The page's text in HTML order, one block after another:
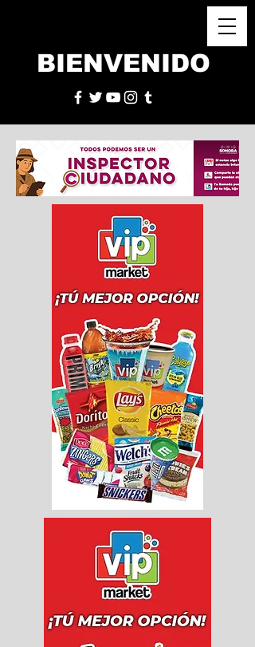
BIENVENIDO